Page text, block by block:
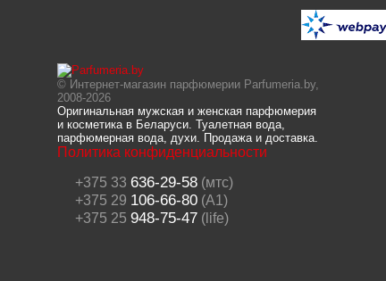
© Интернет-магазин парфюмерии Parfumeria.by,
2008-2026
Оригинальная мужская и женская парфюмерия
и косметика в Беларуси. Туалетная вода,
парфюмерная вода, духи. Продажа и доставка.
Политика конфиденциальности
+375 33 636-29-58(мтс)
+375 29 106-66-80(A1)
+375 25 948-75-47(life)